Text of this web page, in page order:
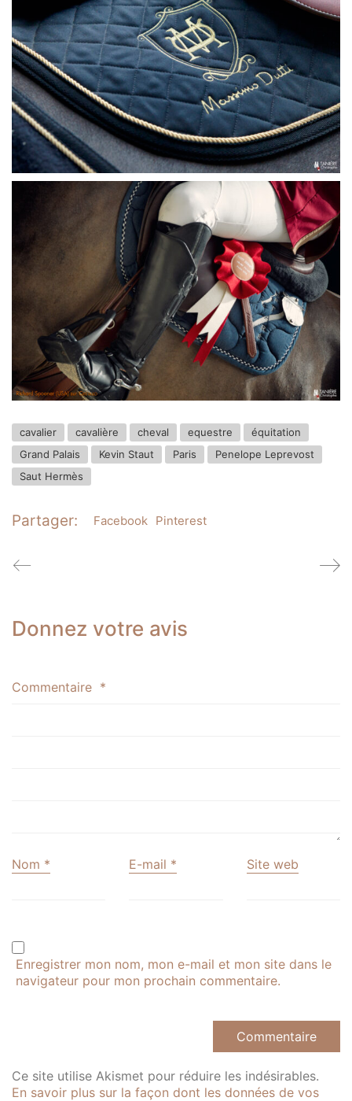
cavalier cavalière cheval equestre
équitation
Grand Palais
Kevin Staut Paris
Penelope Leprevost
Saut Hermès
Partager: Facebook Pinterest
Donnez votre avis
Commentaire *
Nom * E-mail * Site web
Enregistrer mon nom, mon e-mail et mon site dans le
navigateur pour mon prochain commentaire.
Ce site utilise Akismet pour réduire les indésirables.
En savoir plus sur la façon dont les données de vos